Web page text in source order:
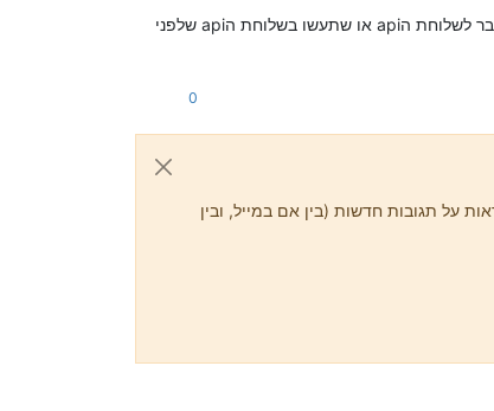
אז או שתפנו אותו לשלוחת השמעת הודעה אישית ששם תעלו קובץ שמע/תכניסו טקסט בהתאם למספר הטלפון שלא שלאחריו יועבר לשלוחת הapi או שתעשו בשלוחת הapi שלפני
0
על תגובות חדשות (בין אם במייל, ובין